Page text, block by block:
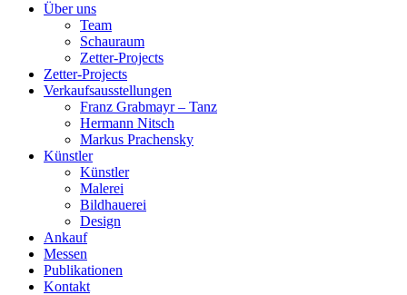
Über uns
Team
Schauraum
Zetter-Projects
Zetter-Projects
Verkaufsausstellungen
Franz Grabmayr – Tanz
Hermann Nitsch
Markus Prachensky
Künstler
Künstler
Malerei
Bildhauerei
Design
Ankauf
Messen
Publikationen
Kontakt